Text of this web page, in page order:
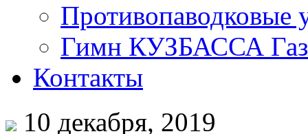
Противопаводковые
Гимн КУЗБАССА
Контакты
10 декабря, 2019